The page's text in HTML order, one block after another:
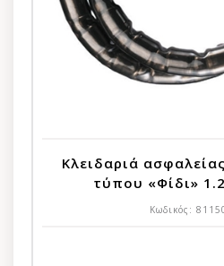
Κλειδαριά
τύπου «Φίδι»
Κωδικός: